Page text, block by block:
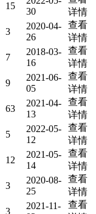
15
30
详情
3
2020-04-
26
查看
详情
7
2018-03-
16
查看
详情
9
2021-06-
05
查看
详情
63
2021-04-
13
查看
详情
5
2022-05-
12
查看
详情
12
2021-05-
14
查看
详情
3
2020-08-
25
查看
详情
3
2021-11-
查看